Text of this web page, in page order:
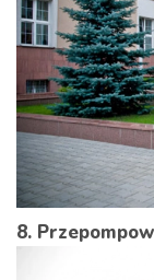
8.